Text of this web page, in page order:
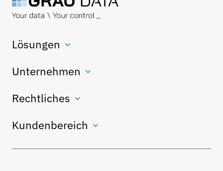
Lösungen
Unternehmen
Rechtliches
Kundenbereich